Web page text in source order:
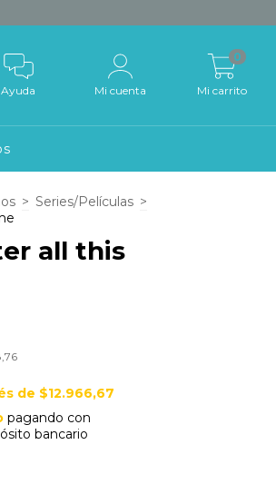
Ayuda Mi cuenta Mi carrito
0
> Series/Películas >
all this
de $12.966,67
pagando con
bancario